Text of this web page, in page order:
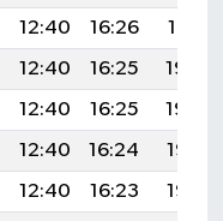
12:40 16:26
19:31
12:40 16:25
19:30
12:40 16:25
19:29
12:40 16:24
19:28
12:40 16:23
19:26